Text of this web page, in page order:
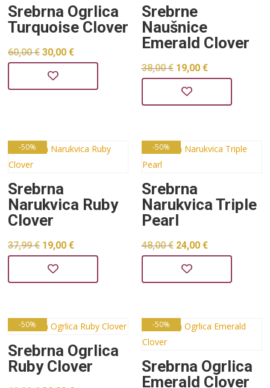
Srebrna Ogrlica
Turquoise Clover
60,00€ Izvorna
cijena
bila
30,00€
je:
Srebrne
Naušnice
Emerald Clover
38,00€ Izvorna
cijena
bila
38,00 €.
19,00 €
je:
-50%
Srebrna
Narukvica Ruby
Clover
37,99€ Izvorna
cijena
bila
37,99 €.
19,00€
je:
-50%
Srebrna
Narukvica Triple
Pearl
48,00€ Izvorna
cijena
bila
48,00 €.
24,00 €
je:
-50%
Srebrna Ogrlica
Ruby Clover
-50%
Srebrna Ogrlica
Emerald Clover